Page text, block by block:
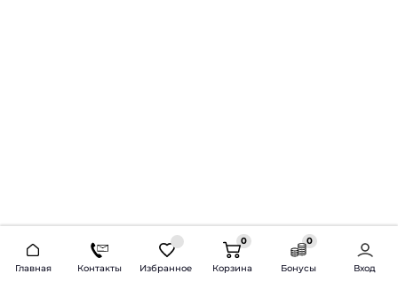
Главная Контакты Избранное
0
Корзина
0
Бонусы Вход
2026 © Продажа и установка автозвука.
Доставка по всей России и СНГ